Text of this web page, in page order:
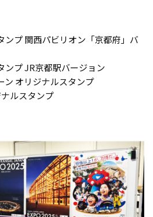
ンプ 関西パビリオン「京都府」バ
ンプ JR京都駅バージョン
ン オリジナルスタンプ
ルスタンプ